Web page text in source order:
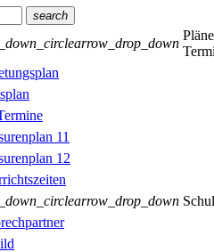
search
arrow_drop_down
11
12
arrow_drop_down